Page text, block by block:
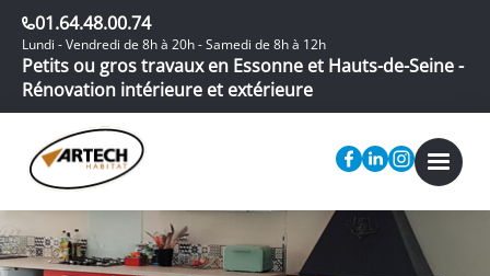
01.64.48.00.74
Lundi - Vendredi de 8h à 20h - Samedi de 8h à 12h
Petits ou gros travaux en Essonne et Hauts-de-Seine -
Rénovation intérieure et extérieure